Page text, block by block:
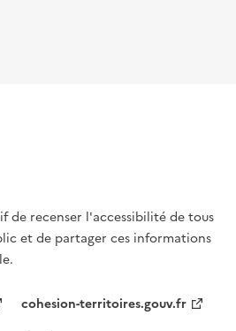
de recenser l'accessibilité de tous
et de partager ces informations
cohesion-territoires.gouv.fr